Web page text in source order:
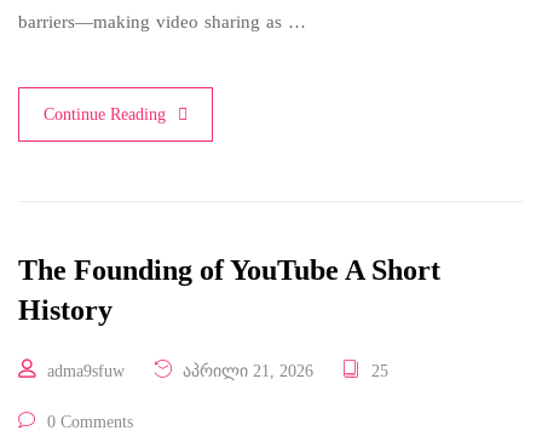
barriers—making video sharing as …
Continue Reading
The Founding of YouTube A Short
History
adma9sfuw აპრილი 21, 2026 25
0 Comments